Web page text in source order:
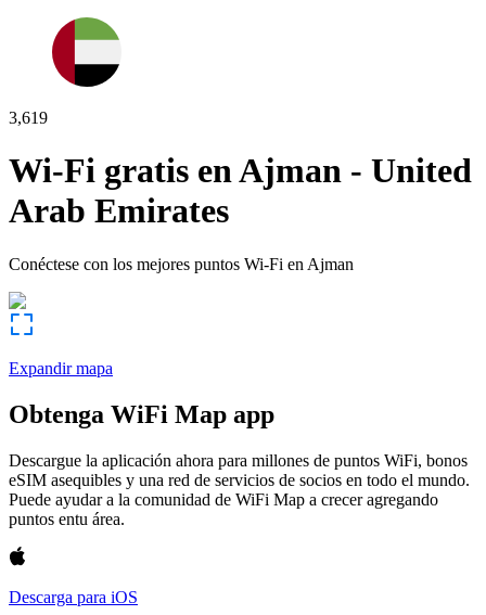
3,619
Wi-Fi gratis enAjman - United
Arab Emirates
Conéctese con los mejores puntos Wi-Fi en Ajman
Expandir mapa
Obtenga WiFi Map app
Descargue la aplicación ahora para millones de puntos WiFi, bonos
eSIM asequibles y una red de servicios de socios en todo el mundo.
Puede ayudar a la comunidad de WiFi Map a crecer agregando
puntos entu área.
Descarga para iOS